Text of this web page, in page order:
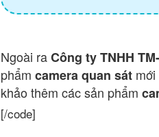
Ngoài raCông ty TNHH
phẩm camera quan sát
khảo thêm các sản phẩm
[/code]